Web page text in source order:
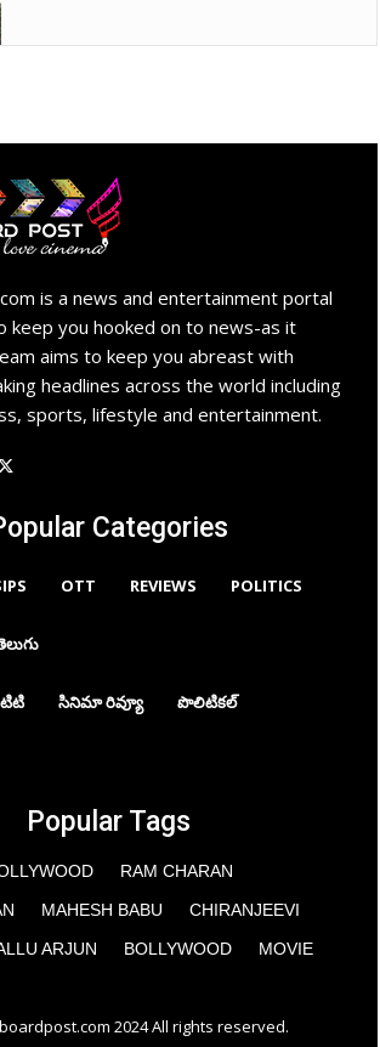
is a news and entertainment portal
keep you hooked on to news-as it
aims to keep you abreast with
headlines across the world including
sports, lifestyle and entertainment.
Categories
OTT REVIEWS POLITICS
సినిమా రివ్యూ పొలిటికల్
Popular Tags
RAM CHARAN
MAHESH BABU
CHIRANJEEVI
ARJUN BOLLYWOOD MOVIE
2024 All rights reserved.